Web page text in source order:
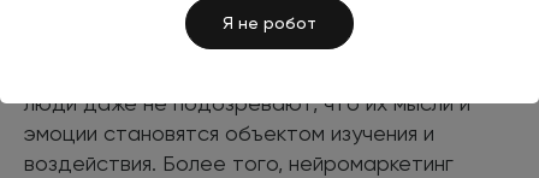
Я не робот
Исследователи задают вопрос, этично ли
люди даже не подозревают, что их мысли и
эмоции становятся объектом изучения и
воздействия. Более того, нейромаркетинг